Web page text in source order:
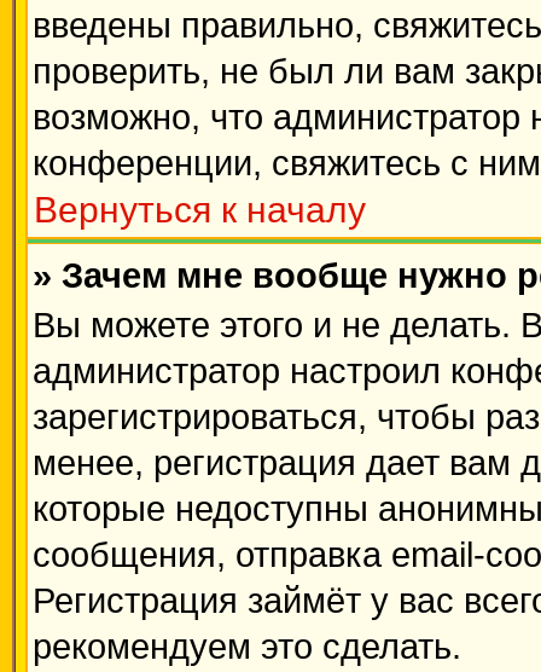
введены правильно,
проверить, не был ли вам
возможно, что
конференции, свяжитесь с
Вернуться к началу
» Зачем мне вообще нужно
Вы можете этого и не делать.
администратор настроил
зарегистрироваться, чтобы
менее, регистрация дает вам
которые недоступны
сообщения, отправка email-
Регистрация займёт у вас
рекомендуем это сделать.